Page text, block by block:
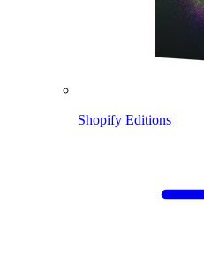
Shopify Editions